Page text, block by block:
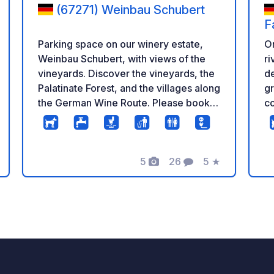
(67271) Weinbau Schubert
Parking space on our winery estate,
Weinbau Schubert, with views of the
vineyards. Discover the vineyards, the
Palatinate Forest, and the villages along
the German Wine Route. Please book in
advance to check availability.
5
Foto's
26
Commentaren
5
Beoordeling
★